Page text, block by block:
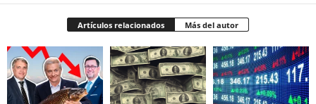
Artículos relacionados Más del autor